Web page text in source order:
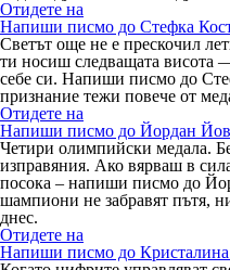
Отидете на
Напиши писмо до Стефка
Светът още не е прескочил
ти носиш следващата висота
себе си. Напиши писмо до
признание тежи повече от
Отидете на
Напиши писмо до Йордан
Четири олимпийски медала.
изправяния. Ако вярваш в
посока – напиши писмо до
шампиони не забравят пътя,
днес.
Отидете на
Напиши писмо до Кристалина